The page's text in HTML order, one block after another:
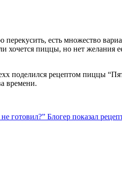
перекусить, есть множество
хочется пиццы, но нет желания
поделился рецептом пиццы
времени.
готовил?” Блогер показал